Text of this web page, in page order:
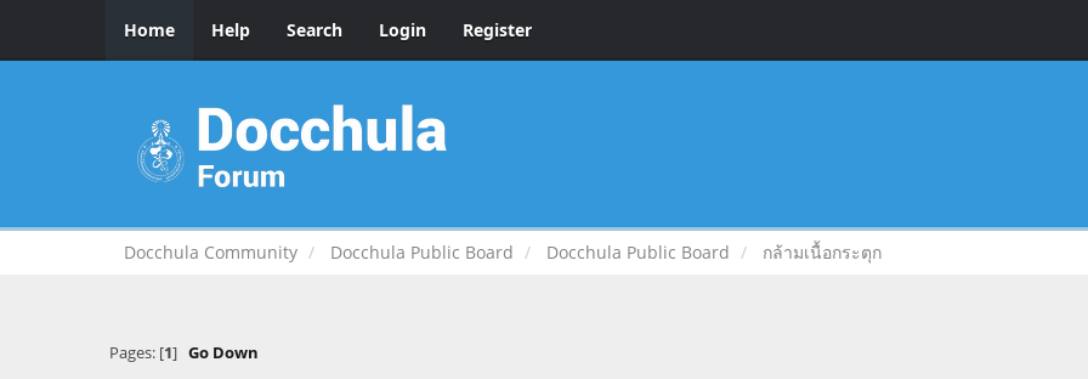
Home Help Search Login Register
Docchula Community Docchula Public Board Docchula Public Board กล้ามเนื้อกระตุก
Pages: [1] Go Down